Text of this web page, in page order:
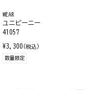
WEAR
ユニビーニー
41057
¥3,300 (税込)
数量限定